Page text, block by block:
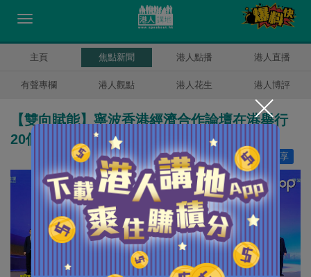
主頁 焦點新聞 港人點播 港人直播
有聲專欄 港人觀點 港人花生 港人博評
【雙向賦能】寧波香港經濟合作論壇在港舉行
20個重大合作專案簽約涉港航服務等領域
分享
讚好 9